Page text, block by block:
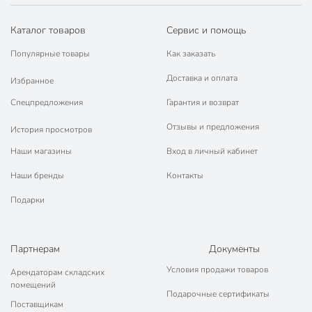
Подробная инструкция по монтажу и эксплуатации
позволяет легко монтировать автомат даже
Номинальный ток, А
Количество полюсов
Бренд
Тип
автомат
Тип расцепления
С
Артикул производителя
SQ0218-0023
Каталог товаров
Популярные товары
Избранное
Спецпредложения
История просмотров
Наши магазины
Наши бренды
Подарки
Сервис и помощь
Как заказать
Доставка и оплата
Гарантия и возврат
Отзывы и предложения
Вход в личный кабинет
Контакты
Партнерам
Арендаторам складских
помещений
Поставщикам
Документы
Условия продажи товаров
Подарочные сертификаты